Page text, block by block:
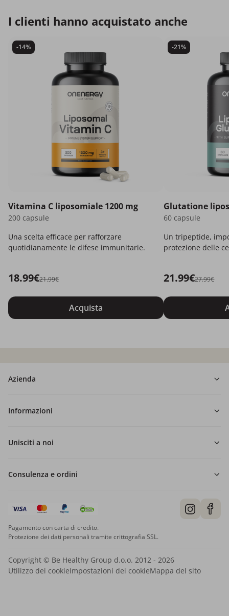
I clienti hanno acquistato anche
-14%
Vitamina C liposomiale 1200 mg
200 capsule
Una scelta efficace per rafforzare
quotidianamente le difese immunitarie.
18.99€21.99€
Acquista
-21%
Glutatione
60 capsule
Un tripeptide,
protezione delle
21.99€27.99€
Azienda
Informazioni
Unisciti a noi
Consulenza e ordini
Pagamento con carta di credito.
Protezione dei dati personali tramite crittografia SSL.
Copyright © Be Healthy Group d.o.o. 2012 - 2026
Utilizzo dei cookieImpostazioni dei cookieMappa del sito